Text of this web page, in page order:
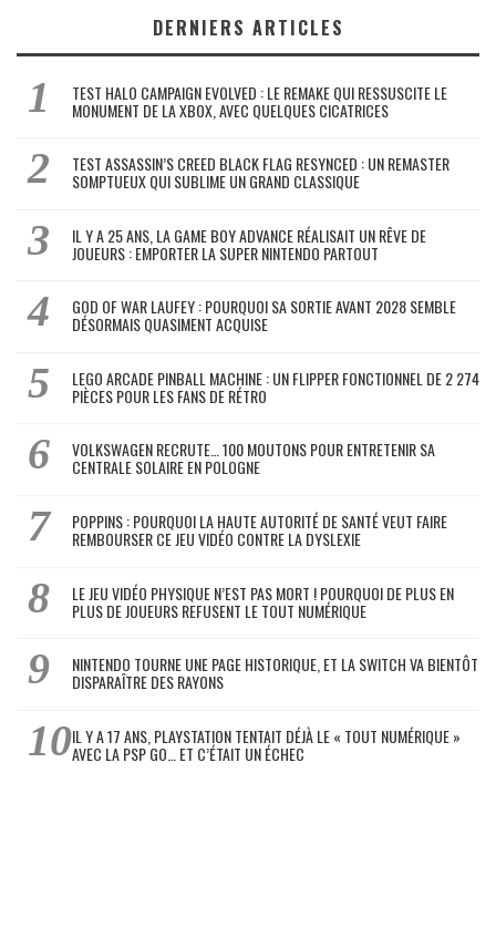
DERNIERS ARTICLES
TEST HALO CAMPAIGN EVOLVED : LE REMAKE QUI RESSUSCITE LE
MONUMENT DE LA XBOX, AVEC QUELQUES CICATRICES
TEST ASSASSIN’S CREED BLACK FLAG RESYNCED : UN REMASTER
SOMPTUEUX QUI SUBLIME UN GRAND CLASSIQUE
IL Y A 25 ANS, LA GAME BOY ADVANCE RÉALISAIT UN RÊVE DE
JOUEURS : EMPORTER LA SUPER NINTENDO PARTOUT
GOD OF WAR LAUFEY : POURQUOI SA SORTIE AVANT 2028 SEMBLE
DÉSORMAIS QUASIMENT ACQUISE
LEGO ARCADE PINBALL MACHINE : UN FLIPPER FONCTIONNEL DE 2 274
PIÈCES POUR LES FANS DE RÉTRO
VOLKSWAGEN RECRUTE… 100 MOUTONS POUR ENTRETENIR SA
CENTRALE SOLAIRE EN POLOGNE
POPPINS : POURQUOI LA HAUTE AUTORITÉ DE SANTÉ VEUT FAIRE
REMBOURSER CE JEU VIDÉO CONTRE LA DYSLEXIE
LE JEU VIDÉO PHYSIQUE N’EST PAS MORT ! POURQUOI DE PLUS EN
PLUS DE JOUEURS REFUSENT LE TOUT NUMÉRIQUE
NINTENDO TOURNE UNE PAGE HISTORIQUE, ET LA SWITCH VA BIENTÔT
DISPARAÎTRE DES RAYONS
IL Y A 17 ANS, PLAYSTATION TENTAIT DÉJÀ LE « TOUT NUMÉRIQUE »
AVEC LA PSP GO… ET C’ÉTAIT UN ÉCHEC